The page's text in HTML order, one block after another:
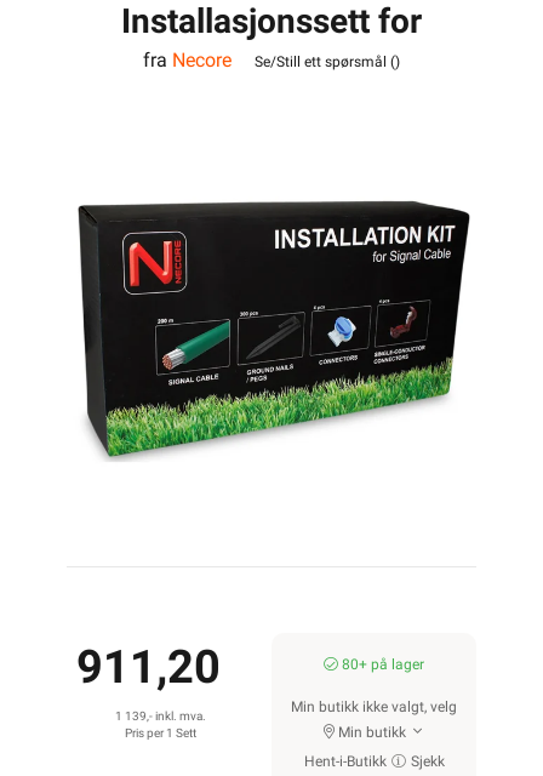
Installasjonssett for
robotgressklippere
fra Necore Se/Still ett spørsmål ()
911,20
1 139,- inkl. mva.
Pris per 1 Sett
80+ på lager
Min butikk ikke valgt, velg
Min butikk
Hent-i-Butikk
Sjekk